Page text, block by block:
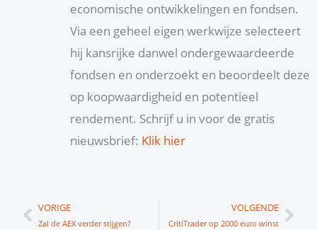
economische ontwikkelingen en fondsen.
Via een geheel eigen werkwijze selecteert
hij kansrijke danwel ondergewaardeerde
fondsen en onderzoekt en beoordeelt deze
op koopwaardigheid en potentieel
rendement. Schrijf u in voor de gratis
nieuwsbrief: Klik hier
Vorige
VORIGE
Zal de AEX verder stijgen?
VOLGENDE
CritiTrader op 2000 euro winst